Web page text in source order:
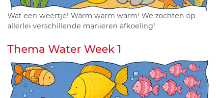
Wat een weertje! Warm warm warm! We zochten op
allerlei verschillende manieren afkoeling!
Thema Water Week 1